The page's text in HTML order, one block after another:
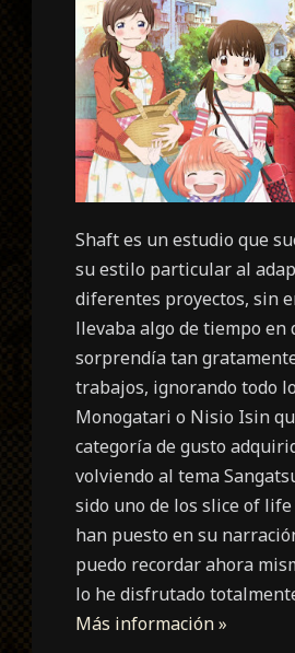
Shaft es un estudio que
su estilo particular al
diferentes proyectos, sin
llevaba algo de tiempo en
sorprendía tan
trabajos, ignorando todo
Monogatari o Nisio Isin
categoría de gusto
volviendo al tema
sido uno de los slice of life
han puesto en su
puedo recordar ahora
lo he disfrutado
Más información »